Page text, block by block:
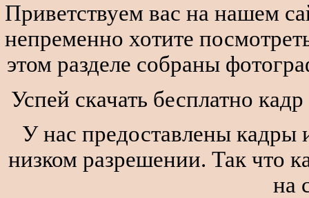
Приветствуем вас на нашем
непременно хотите
этом разделе собраны
Успей скачать бесплатно
У нас предоставлены кадры
низком разрешении. Так что
на